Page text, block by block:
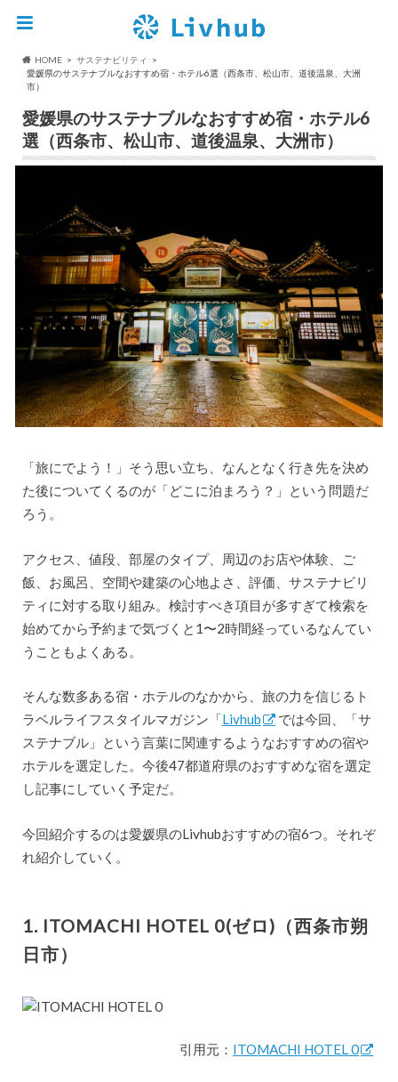
HOME
サステナビリティ
愛媛県のサステナブルなおすすめ宿・ホテル6選（西条市、松山市、道後温泉、大洲
市）
愛媛県のサステナブルなおすすめ宿・ホテル6
選（西条市、松山市、道後温泉、大洲市）
「旅にでよう！」そう思い立ち、なんとなく行き先を決め
た後についてくるのが「どこに泊まろう？」という問題だ
ろう。
アクセス、値段、部屋のタイプ、周辺のお店や体験、ご
飯、お風呂、空間や建築の心地よさ、評価、サステナビリ
ティに対する取り組み。検討すべき項目が多すぎて検索を
始めてから予約まで気づくと1〜2時間経っているなんてい
うこともよくある。
そんな数多ある宿・ホテルのなかから、旅の力を信じるト
ラベルライフスタイルマガジン「Livhub
では今回、「サ
ステナブル」という言葉に関連するようなおすすめの宿や
ホテルを選定した。今後47都道府県のおすすめな宿を選定
し記事にしていく予定だ。
今回紹介するのは愛媛県のLivhubおすすめの宿6つ。それぞ
れ紹介していく。
1. ITOMACHI HOTEL 0(ゼロ)（西条市朔
日市）
引用元： ITOMACHI HOTEL 0